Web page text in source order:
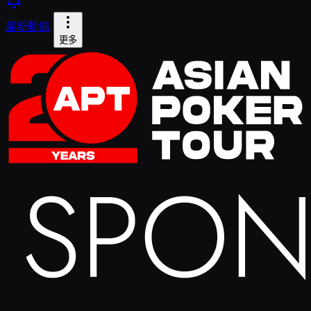
最新動態
更多